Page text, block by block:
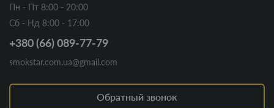
Пн - Пт 8:00 - 20:00
Сб - Нд 8:00 - 17:00
+380 (66) 089-77-79
smokstar.com.ua@gmail.com
Обратный звонок